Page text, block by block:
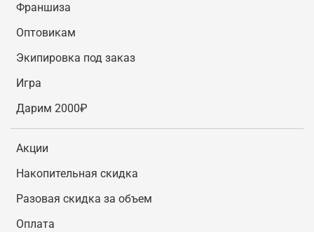
Франшиза
Оптовикам
Экипировка под заказ
Игра
Дарим 2000₽
Акции
Накопительная скидка
Разовая скидка за объем
Оплата